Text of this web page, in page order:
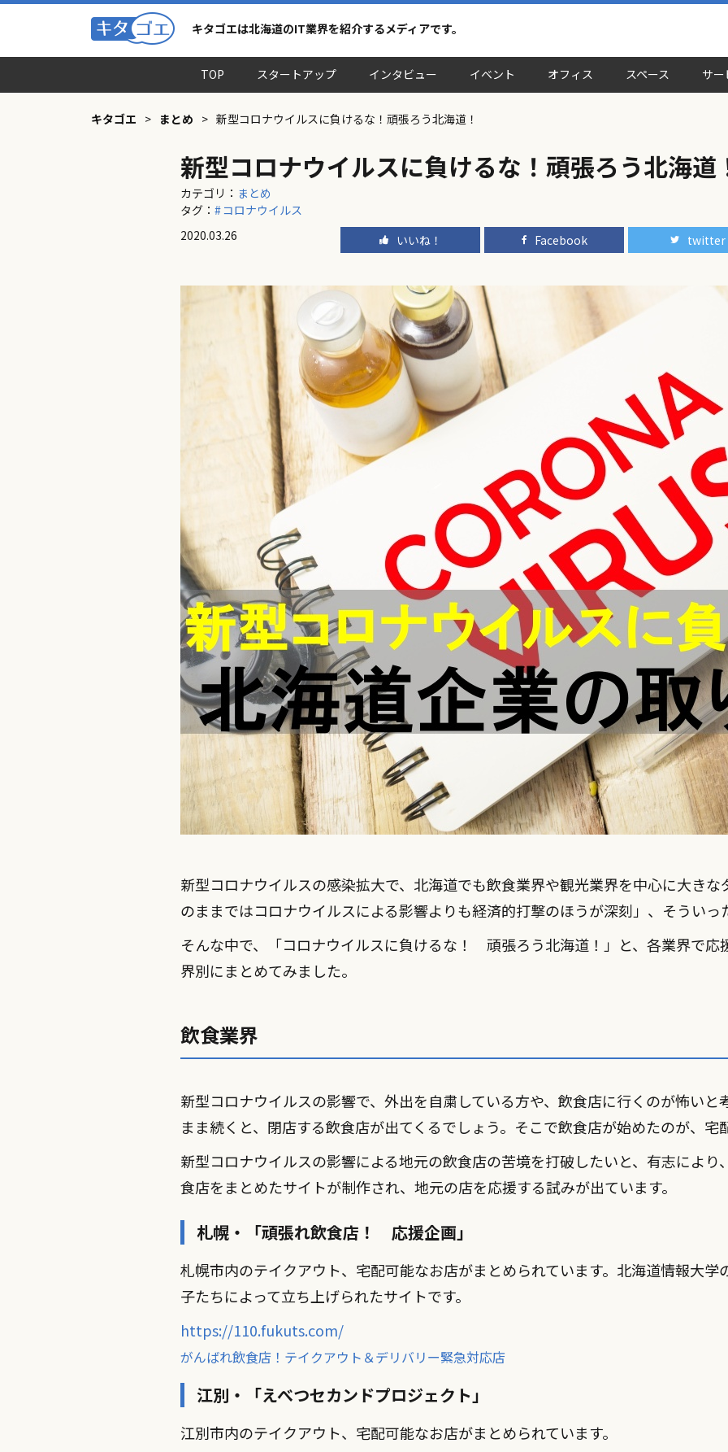
キタゴエは北海道のIT業界を紹介するメディアです。
TOP スタートアップ インタビュー イベント オフィス スペース サ
キタゴエ > まとめ > 新型コロナウイルスに負けるな！頑張ろう北海道！
新型コロナウイルスに負けるな！頑張ろう北海道
カテゴリ： まとめ
タグ：
コロナウイルス
2020.03.26
新型コロナウイルスの感染拡大で、北海道でも飲食業界や観光業界を中心に大きな
のままではコロナウイルスによる影響よりも経済的打撃のほうが深刻」、そういっ
そんな中で、「コロナウイルスに負けるな！ 頑張ろう北海道！」と、各業界で応
界別にまとめてみました。
飲食業界
新型コロナウイルスの影響で、外出を自粛している方や、飲食店に行くのが怖いと
まま続くと、閉店する飲食店が出てくるでしょう。そこで飲食店が始めたのが、宅
新型コロナウイルスの影響による地元の飲食店の苦境を打破したいと、有志によ
食店をまとめたサイトが制作され、地元の店を応援する試みが出ています。
札幌・「頑張れ飲食店！ 応援企画」
札幌市内のテイクアウト、宅配可能なお店がまとめられています。北海道情報大学
子たちによって立ち上げられたサイトです。
https://110.fukuts.com/
がんばれ飲食店！テイクアウト＆デリバリー緊急対応店
江別・「えべつセカンドプロジェクト」
江別市内のテイクアウト、宅配可能なお店がまとめられています。